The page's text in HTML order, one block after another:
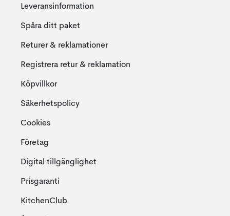
Leveransinformation
Spåra ditt paket
Returer & reklamationer
Registrera retur & reklamation
Köpvillkor
Säkerhetspolicy
Cookies
Företag
Digital tillgänglighet
Prisgaranti
KitchenClub